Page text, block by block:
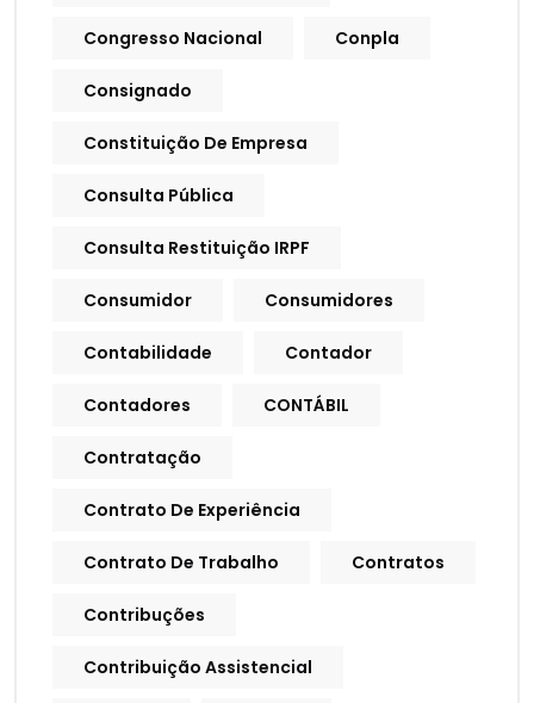
Congresso Nacional Conpla
Consignado
Constituição De Empresa
Consulta Pública
Consulta Restituição IRPF
Consumidor Consumidores
Contabilidade Contador
Contadores CONTÁBIL
Contratação
Contrato De Experiência
Contrato De Trabalho Contratos
Contribuções
Contribuição Assistencial